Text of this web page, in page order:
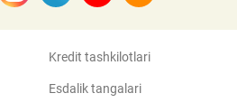
Kredit tashkilotlari
Esdalik tangalari